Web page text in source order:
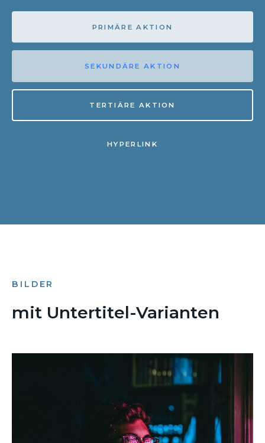
PRIMÄRE AKTION
SEKUNDÄRE AKTION
TERTIÄRE AKTION
HYPERLINK
BILDER
mit Untertitel-Varianten